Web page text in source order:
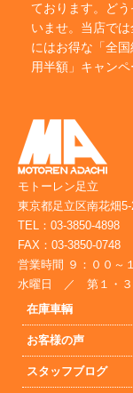
ております。ど
いませ。当店で
にはお得な「全
用半額」キャン
モトーレン足立
東京都足立区南花畑5-
TEL：03-3850-4898
FAX：03-3850-0748
営業時間 ９：００～
水曜日 ／ 第１・３
在庫車輌
お客様の声
スタッフブログ